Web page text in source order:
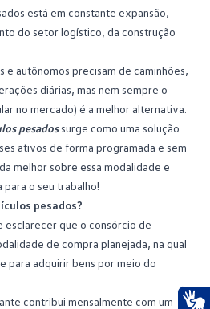
está em constante expansão,
do setor logístico, da construção
e autônomos precisam de caminhões,
diárias, mas nem sempre o
no mercado) é a melhor alternativa.
pesadossurge como uma solução
ativos de forma programada e sem
melhor sobre essa modalidade e
para o seu trabalho!
pesados?
esclarecer que o consórcio de
de compra planejada, na qual
para adquirir bens por meio do
contribui mensalmente com um